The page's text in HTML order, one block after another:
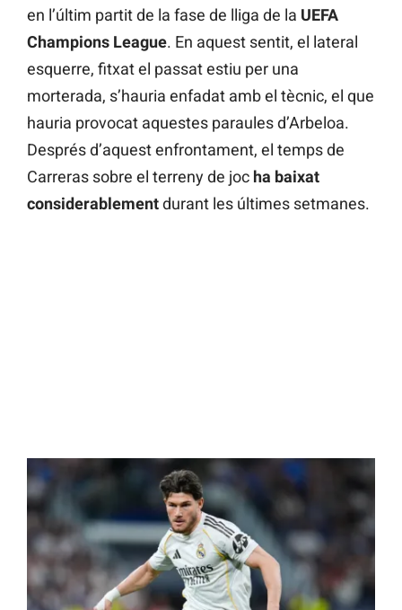
en l’últim partit de la fase de lliga de la UEFA
Champions League. En aquest sentit, el lateral
esquerre, fitxat el passat estiu per una
morterada, s’hauria enfadat amb el tècnic, el que
hauria provocat aquestes paraules d’Arbeloa.
Després d’aquest enfrontament, el temps de
Carreras sobre el terreny de joc ha baixat
considerablementdurant les últimes setmanes.